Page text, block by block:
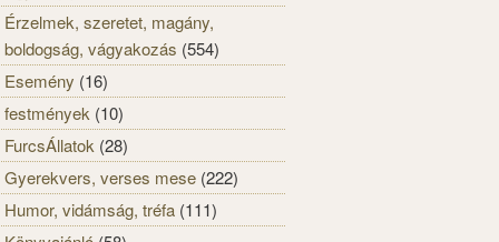
Érzelmek, szeretet, magány,
boldogság, vágyakozás (554)
Esemény (16)
festmények (10)
FurcsÁllatok (28)
Gyerekvers, verses mese (222)
Humor, vidámság, tréfa (111)